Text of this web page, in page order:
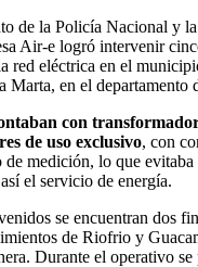
de la Policía Nacional y
Air-e logró intervenir
red eléctrica en el
Marta, en el departamento
con
de uso exclusivo, con
de medición, lo que evitaba
el servicio de energía.
se encuentran dos
de Riofrio y
Durante el operativo